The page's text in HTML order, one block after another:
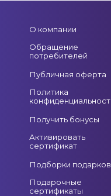
О компании
Обращение
потребителей
Публичная оферта
Политика
Получить бонусы
Активировать
сертификат
Подборки подарков
Подарочные
сертификаты